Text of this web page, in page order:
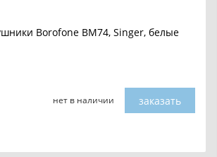
Borofone BM74, Singer, белые
нет в наличии заказать